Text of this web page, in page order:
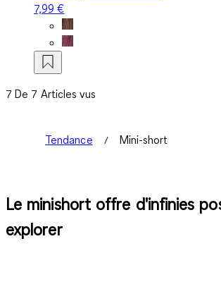
7,99 €
7 De 7 Articles vus
Tendance Mini-short
Le minishort offre d'infinies
explorer